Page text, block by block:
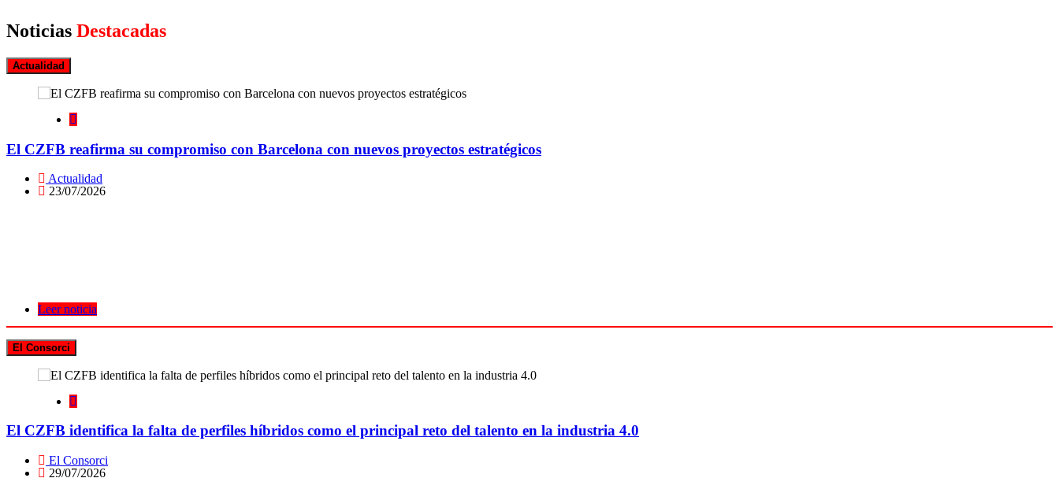
Noticias Destacadas
Actualidad
El CZFB reafirma su compromiso con Barcelona con nuevos proyectos estratégicos
Actualidad
23/07/2026
Leer noticia
El Consorci
El CZFB identifica la falta de perfiles híbridos como el principal reto del talento en la industria 4.0
El Consorci
29/07/2026